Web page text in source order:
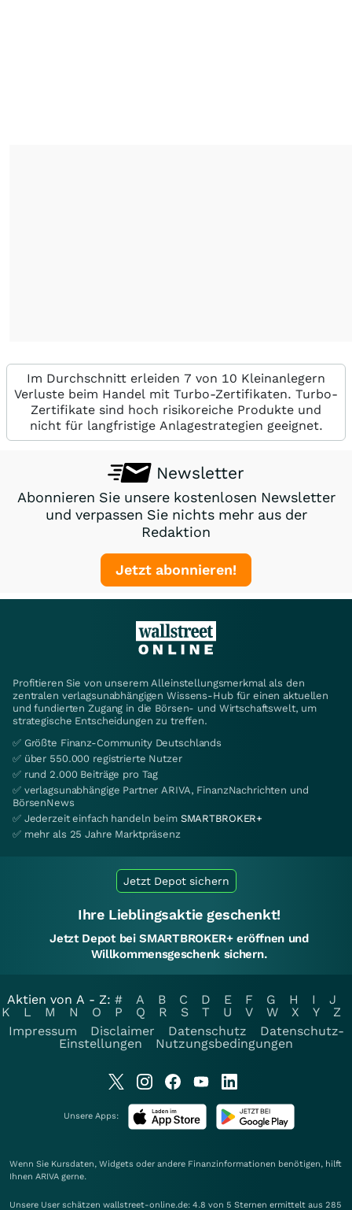
Im Durchschnitt erleiden 7 von 10 Kleinanlegern
Verluste beim Handel mit Turbo-Zertifikaten. Turbo-
Zertifikate sind hoch risikoreiche Produkte und
nicht für langfristige Anlagestrategien geeignet.
Newsletter
Abonnieren Sie unsere kostenlosen Newsletter
und verpassen Sie nichts mehr aus der
Redaktion
Jetzt abonnieren!
Profitieren Sie von unserem Alleinstellungsmerkmal als den
zentralen verlagsunabhängigen Wissens-Hub für einen aktuellen
und fundierten Zugang in die Börsen- und Wirtschaftswelt, um
strategische Entscheidungen zu treffen.
✅ Größte Finanz-Community Deutschlands
✅ über 550.000 registrierte Nutzer
✅ rund 2.000 Beiträge pro Tag
✅ verlagsunabhängige Partner ARIVA, FinanzNachrichten und
BörsenNews
✅ Jederzeit einfach handeln beim SMARTBROKER+
✅ mehr als 25 Jahre Marktpräsenz
Jetzt Depot sichern
Ihre Lieblingsaktie geschenkt!
Jetzt Depot bei SMARTBROKER+ eröffnen und
Willkommensgeschenk sichern.
Aktien von A - Z: # A B C D E F G H I
J
K
L M N O P Q R S T U V W X Y
Z
Impressum
Disclaimer Datenschutz
Datenschutz-
Einstellungen
Nutzungsbedingungen
Unsere Apps:
Wenn Sie Kursdaten, Widgets oder andere Finanzinformationen benötigen, hilft
Ihnen ARIVA gerne.
Unsere User schätzen wallstreet-online.de: 4.8 von 5 Sternen ermittelt aus 285